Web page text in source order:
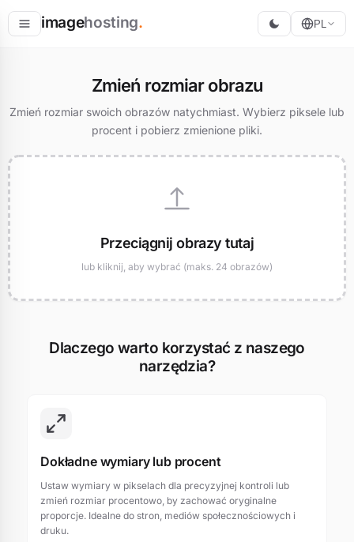
imagehosting. PL
Zmień rozmiar obrazu
Zmień rozmiar swoich obrazów natychmiast. Wybierz piksele lub
procent i pobierz zmienione pliki.
Przeciągnij obrazy tutaj
lub kliknij, aby wybrać (maks. 24 obrazów)
Dlaczego warto korzystać z naszego
narzędzia?
Dokładne wymiary lub procent
Ustaw wymiary w pikselach dla precyzyjnej kontroli lub
zmień rozmiar procentowo, by zachować oryginalne
proporcje. Idealne do stron, mediów społecznościowych i
druku.